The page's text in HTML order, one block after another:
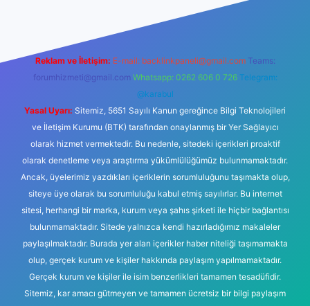
Reklam ve İletişim: E-mail: backlinkpaneli@gmail.com Teams:
forumhizmeti@gmail.com Whatsapp: 0262 606 0 726 Telegram:
@karabul
Yasal Uyarı: Sitemiz, 5651 Sayılı Kanun gereğince Bilgi Teknolojileri
ve İletişim Kurumu (BTK) tarafından onaylanmış bir Yer Sağlayıcı
olarak hizmet vermektedir. Bu nedenle, sitedeki içerikleri proaktif
olarak denetleme veya araştırma yükümlülüğümüz bulunmamaktadır.
Ancak, üyelerimiz yazdıkları içeriklerin sorumluluğunu taşımakta olup,
siteye üye olarak bu sorumluluğu kabul etmiş sayılırlar. Bu internet
sitesi, herhangi bir marka, kurum veya şahıs şirketi ile hiçbir bağlantısı
bulunmamaktadır. Sitede yalnızca kendi hazırladığımız makaleler
paylaşılmaktadır. Burada yer alan içerikler haber niteliği taşımamakta
olup, gerçek kurum ve kişiler hakkında paylaşım yapılmamaktadır.
Gerçek kurum ve kişiler ile isim benzerlikleri tamamen tesadüfidir.
Sitemiz, kar amacı gütmeyen ve tamamen ücretsiz bir bilgi paylaşım